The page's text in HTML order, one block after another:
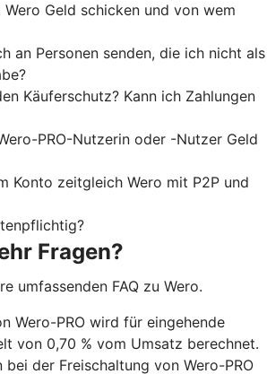
Geld schicken und von wem
an Personen senden, die ich nicht als
Käuferschutz? Kann ich Zahlungen
PRO-Nutzerin oder -Nutzer Geld
Konto zeitgleich Wero mit P2P und
Fragen?
umfassenden FAQ zu Wero.
Wero-PRO wird für eingehende
von 0,70 % vom Umsatz berechnet.
bei der Freischaltung von Wero-PRO